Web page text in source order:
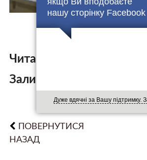
нашу сторінку Facebook
Дуже вдячні за Вашу підтримку.
Читайте також:
Залишити коментар:
ПОВЕРНУТИСЯ
НАЗАД